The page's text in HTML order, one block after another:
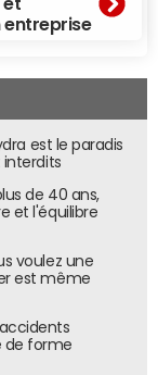
entreprise
est le paradis
interdits
de 40 ans,
et l'équilibre
voulez une
est même
de forme